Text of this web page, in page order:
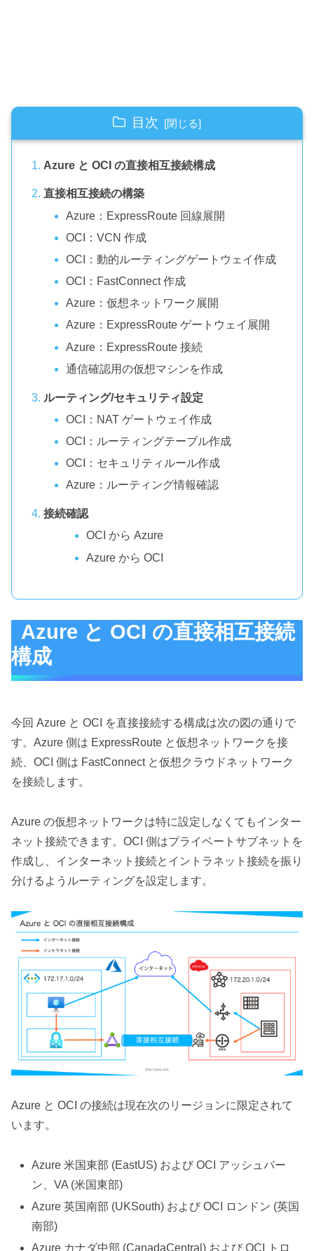
目次
Azure と OCI の直接相互接続構成
直接相互接続の構築
Azure：ExpressRoute 回線展開
OCI：VCN 作成
OCI：動的ルーティングゲートウェイ作成
OCI：FastConnect 作成
Azure：仮想ネットワーク展開
Azure：ExpressRoute ゲートウェイ展開
Azure：ExpressRoute 接続
通信確認用の仮想マシンを作成
ルーティング/セキュリティ設定
OCI：NAT ゲートウェイ作成
OCI：ルーティングテーブル作成
OCI：セキュリティルール作成
Azure：ルーティング情報確認
接続確認
OCI から Azure
Azure から OCI
Azure と OCI の直接相互接続
構成
今回 Azure と OCI を直接接続する構成は次の図の通りで
す。Azure 側は ExpressRoute と仮想ネットワークを接
続、OCI 側は FastConnect と仮想クラウドネットワーク
を接続します。
Azure の仮想ネットワークは特に設定しなくてもインター
ネット接続できます。OCI 側はプライベートサブネットを
作成し、インターネット接続とイントラネット接続を振り
分けるようルーティングを設定します。
Azure と OCI の接続は現在次のリージョンに限定されて
います。
Azure 米国東部 (EastUS) および OCI アッシュバー
ン、VA (米国東部)
Azure 英国南部 (UKSouth) および OCI ロンドン (英国
南部)
Azure カナダ中部 (CanadaCentral) および OCI トロ